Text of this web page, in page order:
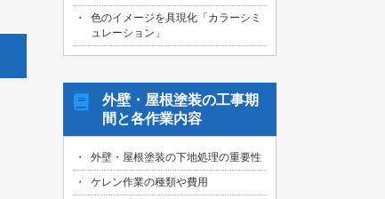
色のイメージを具現化「カラーシミ
ュレーション」
外壁・屋根塗装の工事期
間と各作業内容
外壁・屋根塗装の下地処理の重要性
ケレン作業の種類や費用